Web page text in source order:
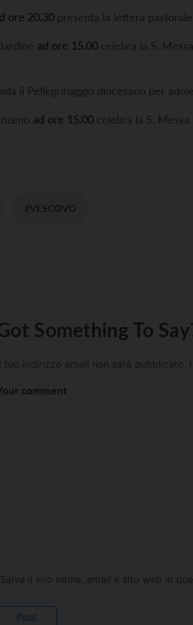
ore 20.30 presenta la lettera
ad ore 15.00 celebra la S.
il Pellegrinaggio diocesano per
ad ore 15.00 celebra la S.
#VESCOVO
Something To
Il tuo indirizzo email non sarà pubblicato.
comment
Salva il mio nome, email e sito web in